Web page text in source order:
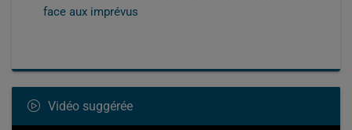
face aux imprévus
Vidéo suggérée